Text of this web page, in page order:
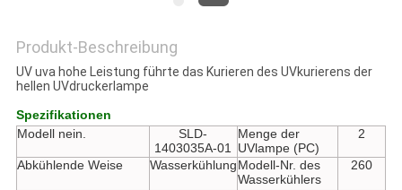
Produkt-Beschreibung
UV uva hohe Leistung führte das Kurieren des UVkurierens der
hellen UVdruckerlampe
Spezifikationen
Modell nein.
SLD-
1403035A-01
Menge der
UVlampe (PC)
2
Abkühlende Weise WasserkühlungModell-Nr. des
Wasserkühlers
260